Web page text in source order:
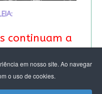
em nosso site. Ao navegar
o uso de cookies.
continuam a